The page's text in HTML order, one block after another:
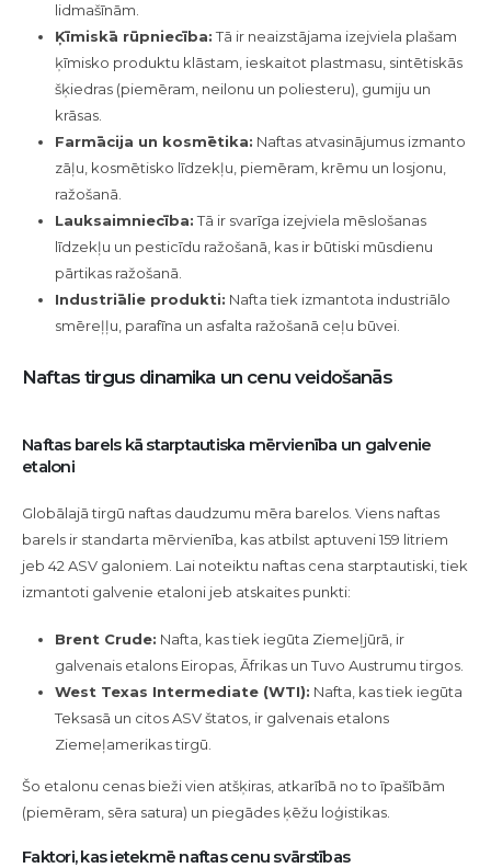
lidmašīnām.
Ķīmiskā rūpniecība:Tā ir neaizstājama izejviela plašam
ķīmisko produktu klāstam, ieskaitot plastmasu, sintētiskās
šķiedras (piemēram, neilonu un poliesteru), gumiju un
krāsas.
Farmācija un kosmētika: Naftas atvasinājumus izmanto
zāļu, kosmētisko līdzekļu, piemēram, krēmu un losjonu,
ražošanā.
Lauksaimniecība:Tā ir svarīga izejviela mēslošanas
līdzekļu un pesticīdu ražošanā, kas ir būtiski mūsdienu
pārtikas ražošanā.
Industriālie produkti: Nafta tiek izmantota industriālo
smēreļļu, parafīna un asfalta ražošanā ceļu būvei.
Naftas tirgus dinamika un cenu veidošanās
Naftas barels kā starptautiska mērvienība un galvenie
etaloni
Globālajā tirgū naftas daudzumu mēra barelos. Viens naftas
barels ir standarta mērvienība, kas atbilst aptuveni 159 litriem
jeb 42 ASV galoniem. Lai noteiktu naftas cena starptautiski, tiek
izmantoti galvenie etaloni jeb atskaites punkti:
Brent Crude: Nafta, kas tiek iegūta Ziemeļjūrā, ir
galvenais etalons Eiropas, Āfrikas un Tuvo Austrumu tirgos.
West Texas Intermediate (WTI): Nafta, kas tiek iegūta
Teksasā un citos ASV štatos, ir galvenais etalons
Ziemeļamerikas tirgū.
Šo etalonu cenas bieži vien atšķiras, atkarībā no to īpašībām
(piemēram, sēra satura) un piegādes ķēžu loģistikas.
Faktori, kas ietekmē naftas cenu svārstības